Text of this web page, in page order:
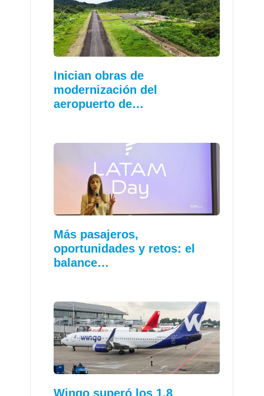
Inician obras de
modernización del
aeropuerto de…
Más pasajeros,
oportunidades y retos: el
balance…
Wingo superó los 1,8